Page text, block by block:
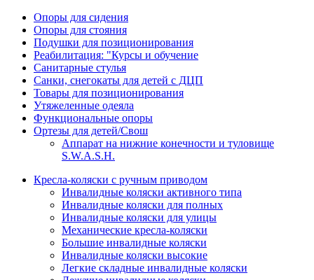
Опоры для сидения
Опоры для стояния
Подушки для позиционирования
Реабилитация: "Курсы и обучение
Санитарные стулья
Санки, снегокаты для детей с ДЦП
Товары для позиционирования
Утяжеленные одеяла
Функциональные опоры
Ортезы для детей/Свош
Аппарат на нижние конечности и туловище
S.W.A.S.H.
Кресла-коляски с ручным приводом
Инвалидные коляски активного типа
Инвалидные коляски для полных
Инвалидные коляски для улицы
Механические кресла-коляски
Большие инвалидные коляски
Инвалидные коляски высокие
Легкие складные инвалидные коляски